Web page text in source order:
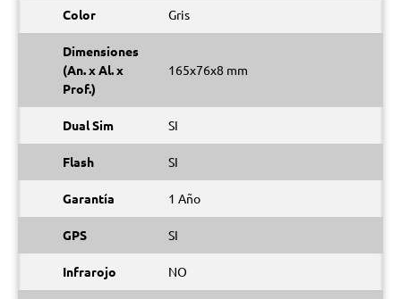
Color Gris
Dimensiones
(An. x Al. x
Prof.)
165x76x8 mm
Dual Sim SI
Flash SI
Garantía 1 Año
GPS SI
Infrarojo NO